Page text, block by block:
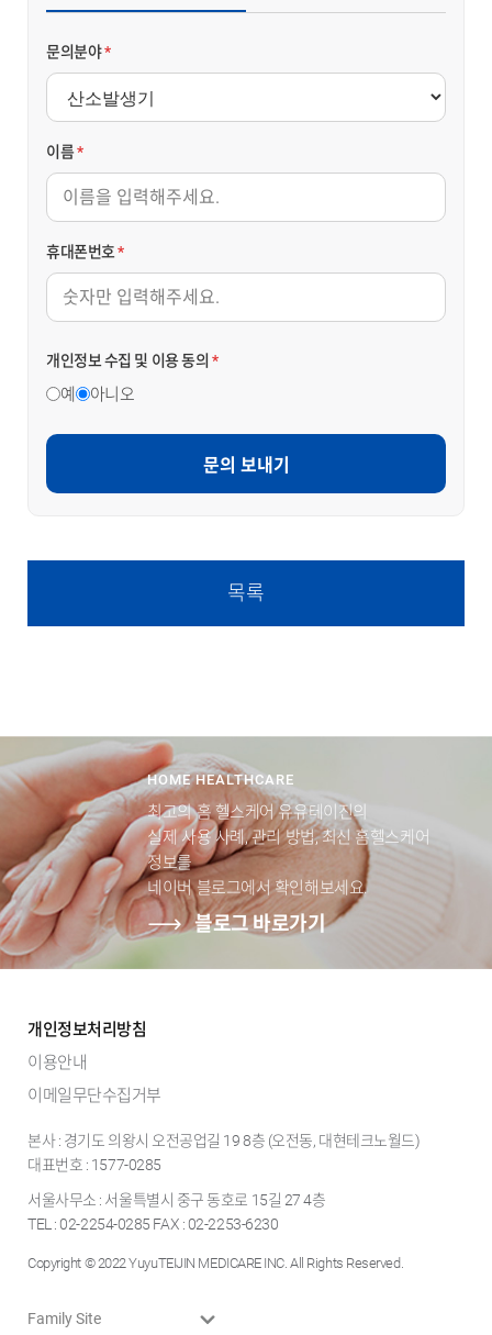
문의분야*
이름*
휴대폰번호*
개인정보 수집 및 이용 동의 *
예 아니오
문의 보내기
목록
HOME HEALTHCARE
최고의 홈 헬스케어 유유테이진의
실제 사용 사례, 관리 방법, 최신 홈헬스케어
정보를
네이버 블로그에서 확인해보세요.
블로그 바로가기
개인정보처리방침
이용안내
이메일무단수집거부
본사 : 경기도 의왕시 오전공업길 19 8층 (오전동, 대현테크노월드)
대표번호 : 1577-0285
서울사무소 : 서울특별시 중구 동호로 15길 27 4층
TEL : 02-2254-0285 FAX : 02-2253-6230
Copyright © 2022 YuyuTEIJIN MEDICARE INC. All Rights Reserved.
Family Site